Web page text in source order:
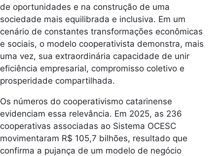
de oportunidades e na construção de uma
sociedade mais equilibrada e inclusiva. Em um
cenário de constantes transformações econômicas
e sociais, o modelo cooperativista demonstra, mais
uma vez, sua extraordinária capacidade de unir
eficiência empresarial, compromisso coletivo e
prosperidade compartilhada.
Os números do cooperativismo catarinense
evidenciam essa relevância. Em 2025, as 236
cooperativas associadas ao Sistema OCESC
movimentaram R$ 105,7 bilhões, resultado que
confirma a pujança de um modelo de negócio